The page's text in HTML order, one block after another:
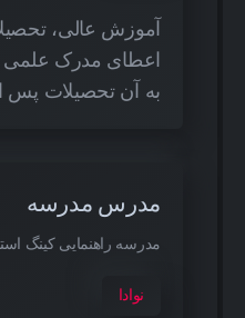
آموزش عالی،
اعطای مدرک
به آن تحصیلات پس
مدرس مدرسه
مدرسه راهنمایی کینگ استار (2001 -
نوادا